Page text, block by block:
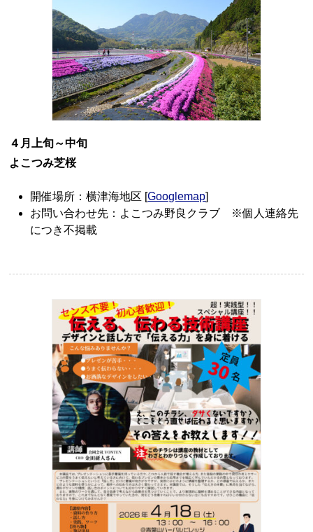
４月上旬～中旬
よこつみ芝桜
開催場所：横津海地区 [Googlemap
お問い合わせ先：よこつみ野良クラブ ※個人連絡先
につき不掲載